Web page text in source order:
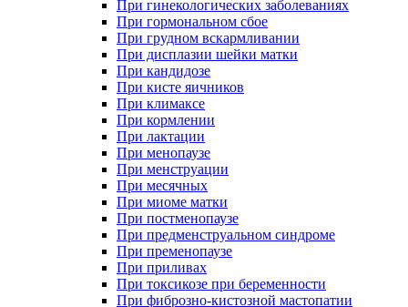
При гинекологических заболеваниях
При гормональном сбое
При грудном вскармливании
При дисплазии шейки матки
При кандидозе
При кисте яичников
При климаксе
При кормлении
При лактации
При менопаузе
При менструации
При месячных
При миоме матки
При постменопаузе
При предменструальном синдроме
При пременопаузе
При приливах
При токсикозе при беременности
При фиброзно-кистозной мастопатии